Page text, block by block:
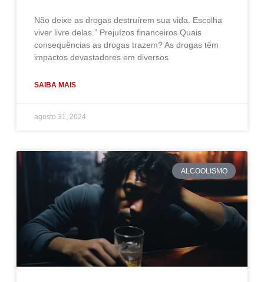
Não deixe as drogas destruírem sua vida. Escolha
viver livre delas.” Prejuízos financeiros Quais
consequências as drogas trazem? As drogas têm
impactos devastadores em diversos
SAIBA MAIS
agosto 31, 2024
ALCOOLISMO